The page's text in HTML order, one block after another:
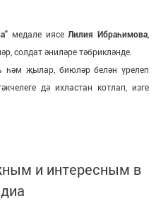
медале иясеЛилия Ибраһимова,
солдат әниләре тәбрикләнде.
һәм җылар, биюләр белән үрелеп
дә ихластан котлап, изге
и интересным в